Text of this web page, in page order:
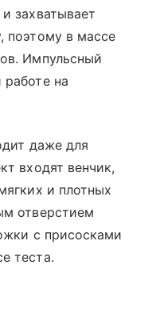
захватывает
поэтому в массе
Импульсный
на
даже для
входят венчик,
и плотных
отверстием
с присосками
теста.